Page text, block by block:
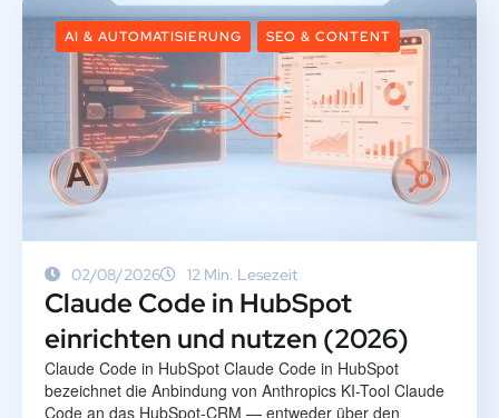
AI & AUTOMATISIERUNG SEO & CONTENT
02/08/2026 12 Min. Lesezeit
Claude Code in HubSpot
einrichten und nutzen (2026)
Claude Code in HubSpot Claude Code in HubSpot
bezeichnet die Anbindung von Anthropics KI-Tool Claude
Code an das HubSpot-CRM — entweder über den